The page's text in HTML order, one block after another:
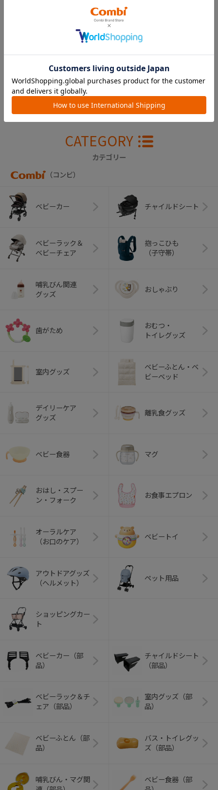
０ 肩ベルトカバー
左（ネイビー）
￥1,650
CATEGORY
カテゴリー
（コンビ）
ベビーカー チャイルドシート
ベビーラック＆
ベビーチェア
抱っこひも
（子守帯）
哺乳びん関連
グッズ
おしゃぶり
歯がため
おむつ・
トイレグッズ
室内グッズ
ベビーふとん・ベ
ビーベッド
デイリーケア
グッズ
離乳食グッズ
ベビー食器 マグ
おはし・スプー
ン・フォーク
お食事エプロン
オーラルケア
（お口のケア）
ベビートイ
アウトドアグッズ
（ヘルメット）
ペット用品
ショッピングカー
ト
ベビーカー（部
品）
チャイルドシート
（部品）
ベビーラック＆チ
ェア（部品）
室内グッズ（部
品）
ベビーふとん（部
品）
バス・トイレグッ
ズ（部品）
哺乳びん・マグ関
ベビー食器（部